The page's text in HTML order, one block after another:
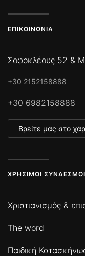
ΕΠΙΚΟΙΝΩΝΊΑ
Σοφοκλέους 52 &
+30 2152158888
+30 6982158888
Βρείτε μας στο
ΧΡΉΣΙΜΟΙ ΣΎΝΔΕΣΜΟΙ
Χριστιανισμός &
The word
Παιδική